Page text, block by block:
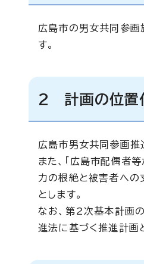
広島市の男女共同参画
す。
2 計画の位置
広島市男女共同参画推
また、「広島市配偶者
力の根絶と被害者への
とします。
なお、第2次基本計画
進法に基づく推進計画